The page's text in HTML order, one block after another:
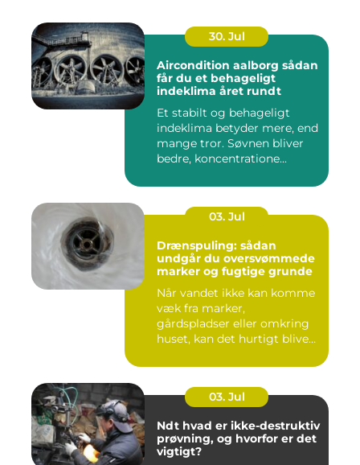
30. Jul
Aircondition aalborg sådan
får du et behageligt
indeklima året rundt
Et stabilt og behageligt
indeklima betyder mere, end
mange tror. Søvnen bliver
bedre, koncentratione...
03. Jul
Drænspuling: sådan
undgår du oversvømmede
marker og fugtige grunde
Når vandet ikke kan komme
væk fra marker,
gårdspladser eller omkring
huset, kan det hurtigt blive
03. Jul
Ndt hvad er ikke-destruktiv
prøvning, og hvorfor er det
vigtigt?